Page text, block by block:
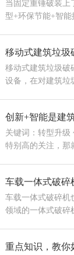
当固定重锤破装上
型+环保节能+智
移动式建筑垃圾
移动式建筑垃圾破
设备，在对建筑垃
创新+智能是建
关键词：转型升级
特别高的关注，那
车载一体式破碎
车载一体式破碎机
领域的一体式破碎
重点知识，教你